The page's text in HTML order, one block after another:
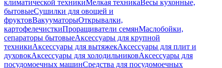
климатической техникиМелкая техникаВесы кухонные,
бытовыеСушилки для овощей и
фруктовВакууматорыОткрывалки,
картофелечисткиПроращиватели семянМаслобойки,
сепараторы бытовыеАксессуары для крупной
техникиАксессуары для вытяжекАксессуары для плит и
духовокАксессуары для холодильниковАксессуары для
посудомоечных машинСредства для посудомоечных